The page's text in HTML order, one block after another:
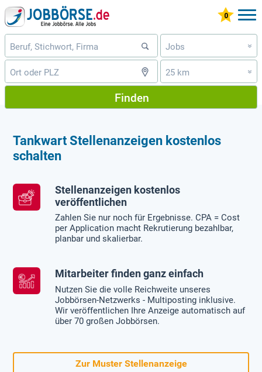
Jobs »
25 km »
Finden
Tankwart Stellenanzeigen kostenlos
schalten
Stellenanzeigen kostenlos
veröffentlichen
Zahlen Sie nur noch für Ergebnisse. CPA = Cost
per Application macht Rekrutierung bezahlbar,
planbar und skalierbar.
Mitarbeiter finden ganz einfach
Nutzen Sie die volle Reichweite unseres
Jobbörsen-Netzwerks - Multiposting inklusive.
Wir veröffentlichen Ihre Anzeige automatisch auf
über 70 großen Jobbörsen.
Zur Muster Stellenanzeige